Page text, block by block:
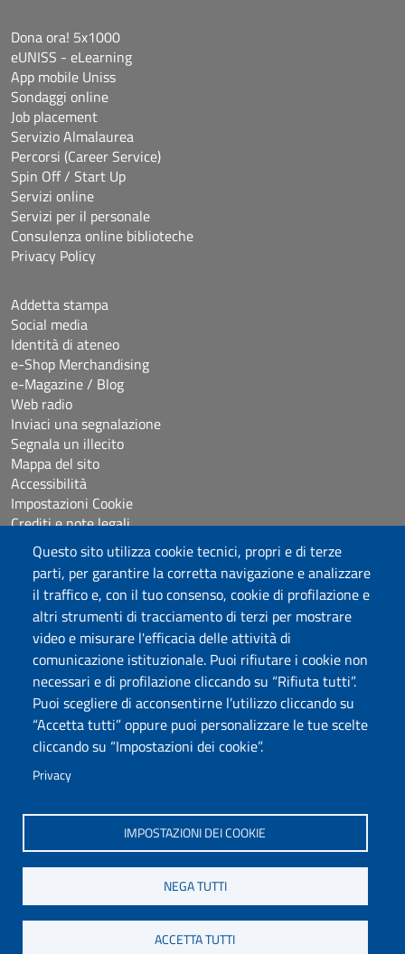
Questo sito utilizza cookie tecnici, propri e di terze
parti, per garantire la corretta navigazione e analizzare
il traffico e, con il tuo consenso, cookie di profilazione e
altri strumenti di tracciamento di terzi per mostrare
video e misurare l'efficacia delle attività di
comunicazione istituzionale. Puoi rifiutare i cookie non
necessari e di profilazione cliccando su “Rifiuta tutti”.
Puoi scegliere di acconsentirne l’utilizzo cliccando su
“Accetta tutti” oppure puoi personalizzare le tue scelte
cliccando su “Impostazioni dei cookie”.
Privacy
IMPOSTAZIONI DEI COOKIE
NEGA TUTTI
ACCETTA TUTTI
Università degli Studi di Sassari
Piazza Università 21, Sassari
Tel.: 800 882994 (Orientamento studenti)
RETTORE:rettore@uniss.it
PEC:protocollo@pec.uniss.it
URP:urp@uniss.it
P.I. 00196350904 –pagoPA®
Dona ora! 5x1000
eUNISS - eLearning
App mobile Uniss
Sondaggi online
Job placement
Servizio Almalaurea
Percorsi (Career Service)
Spin Off / Start Up
Servizi online
Servizi per il personale
Consulenza online biblioteche
Privacy Policy
Addetta stampa
Social media
Identità di ateneo
e-Shop Merchandising
e-Magazine / Blog
Web radio
Inviaci una segnalazione
Segnala un illecito
Mappa del sito
Accessibilità
Impostazioni Cookie
Crediti e note legali
Seguici su
Chatta con noi